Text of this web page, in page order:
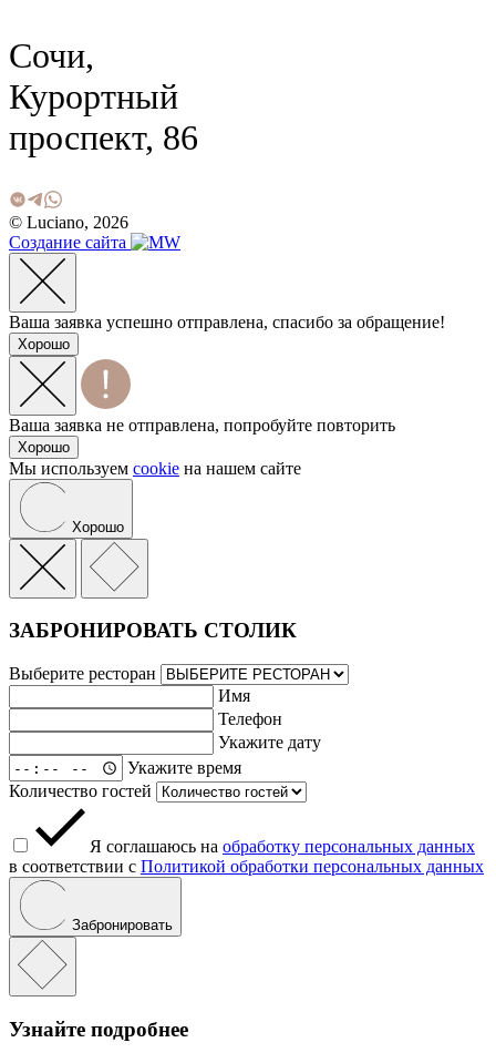
Сочи,
Курортный
проспект, 86
© Luciano, 2026
Создание сайта
Ваша заявка успешно отправлена, спасибо за обращение!
Хорошо
Ваша заявка не отправлена, попробуйте повторить
Хорошо
Мы используем cookie на нашем сайте
Хорошо
ЗАБРОНИРОВАТЬ СТОЛИК
Выберите ресторан
Имя
Телефон
Укажите дату
Укажите время
Количество гостей
Я соглашаюсь на обработку персональных данных
в соответствии с Политикой обработки персональных данных
Забронировать
Узнайте подробнее